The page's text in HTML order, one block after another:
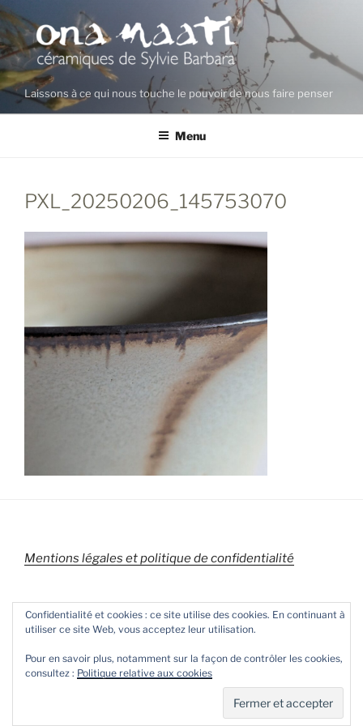
Aller
au
contenu
principal
Laissons à ce qui nous touche le pouvoir de nous faire penser
Menu
PXL_20250206_145753070
Mentions légales et politique de confidentialité
Confidentialité et cookies : ce site utilise des cookies. En continuant à
utiliser ce site Web, vous acceptez leur utilisation.
Pour en savoir plus, notamment sur la façon de contrôler les cookies,
consultez : Politique relative aux cookies